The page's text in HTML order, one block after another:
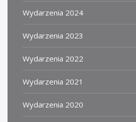
Wydarzenia 2024
Wydarzenia 2023
Wydarzenia 2022
Wydarzenia 2021
Wydarzenia 2020